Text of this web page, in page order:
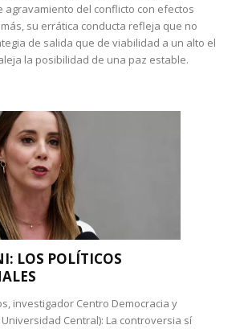
agravamiento del conflicto con efectos
su errática conducta refleja que no
de salida que de viabilidad a un alto el
la posibilidad de una paz estable.
LOS POLÍTICOS
investigador Centro Democracia y
Central): La controversia sí